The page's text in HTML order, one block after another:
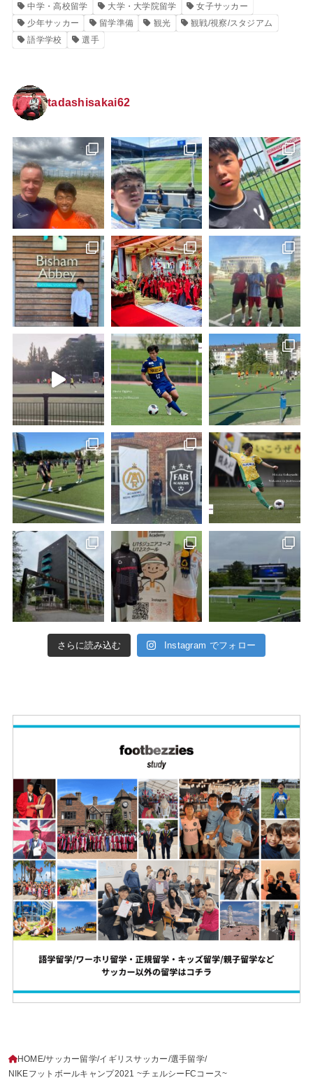
中学・高校留学
大学・大学院留学
女子サッカー
少年サッカー
留学準備 観光
観戦/視察/スタジアム
語学学校
選手
tadashisakai62
さらに読み込む Instagram でフォロー
HOME サッカー留学 イギリスサッカー 選手留学
NIKEフットボールキャンプ2021 ~チェルシーFCコース~